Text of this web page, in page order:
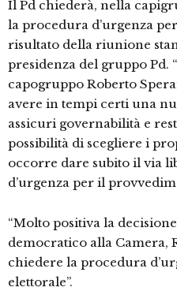
Il Pd chiederà, nella
la procedura d’urgenza
risultato della riunione
presidenza del gruppo Pd.
capogruppo Roberto
avere in tempi certi una
assicuri governabilità e
possibilità di scegliere i
occorre dare subito il via
d’urgenza per il
“Molto positiva la
democratico alla Camera,
chiedere la procedura
elettorale”.